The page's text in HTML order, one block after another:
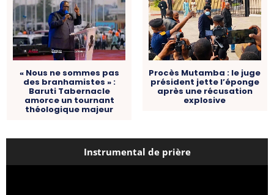
« Nous ne sommes pas
des branhamistes » :
Baruti Tabernacle
amorce un tournant
théologique majeur
Procès Mutamba : le juge
président jette l’éponge
après une récusation
explosive
Instrumental de prière